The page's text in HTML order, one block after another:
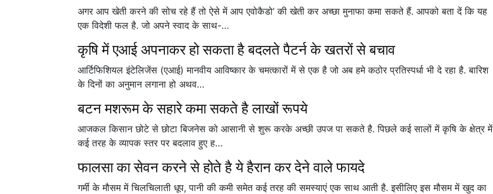
अगर आप खेती करने की सोच रहे हैं तो ऐसे में आप एवोकैडो’ की खेती कर अच्छा मुनाफा कमा सकते हैं. आपको बता दें कि यह
एक विदेशी फल है. जो अपने स्वाद के साथ-…
कृषि में एआई अपनाकर हो सकता है बदलते पैटर्न के खतरों से बचाव
आर्टिफिशियल इंटेलिजेंस (एआई) मानवीय आविष्कार के चमत्कारों में से एक है जो अब हमे कठोर प्रतिस्पर्धा भी दे रहा है. बारिश
के दिनों का अनुमान लगाना हो अथव…
बटन मशरूम के सहारे कमा सकते है लाखों रूपये
आजकल किसान छोटे से छोटा बिजनेस को आसानी से शुरू करके अच्छी उपज पा सकते है. पिछले कई सालों में कृषि के क्षेत्र में
कई तरह के व्यापक स्तर पर बदलाव हुए ह…
फालसा का सेवन करने से होते है ये हैरान कर देने वाले फायदे
गर्मी के मौसम में चिलचिलाती धूप, पानी की कमी समेत कई तरह की समस्याएं एक साथ आती है. इसीलिए इस मौसम में खुद का